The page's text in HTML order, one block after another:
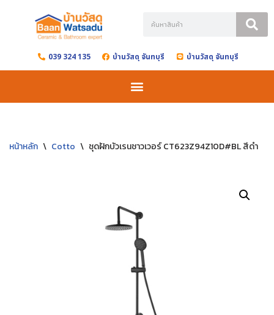
content 039 324 135 บ้านวัสดุ จันทบุรี บ้านวัสดุ จันทบุรี
หน้าหลัก \ Cotto \ ชุดฝักบัวเรนชาวเวอร์ CT623Z94Z10D#BL สีดำ